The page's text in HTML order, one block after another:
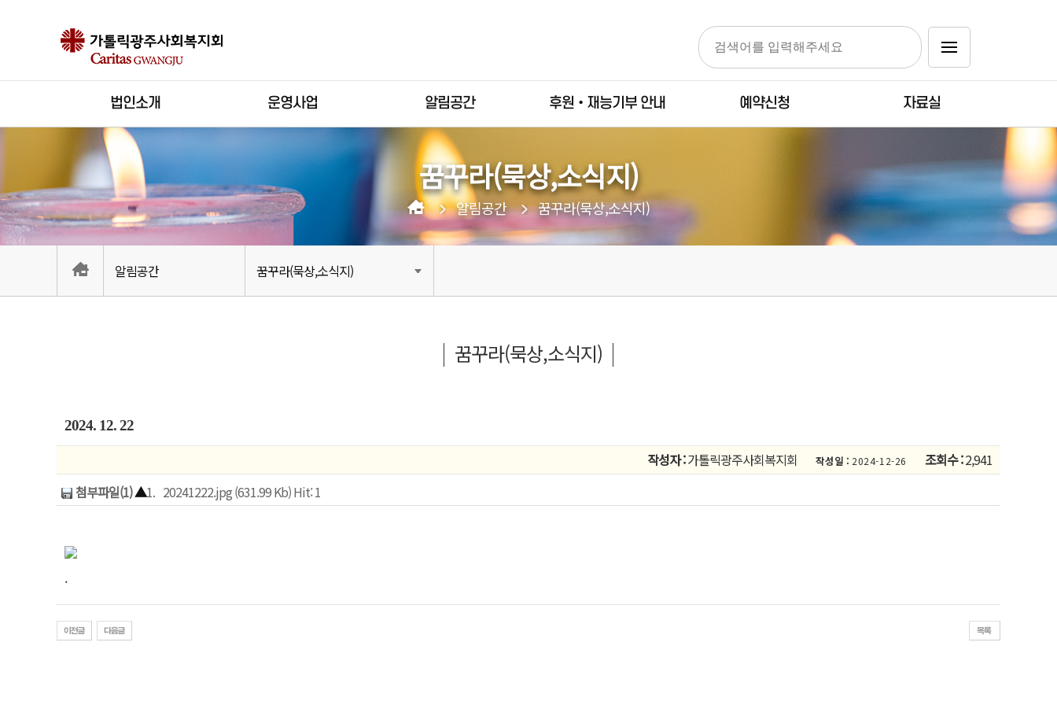
법인소개 운영사업 알림공간 후원•재능기부 안내 예약신청 자료실
꿈꾸라(묵상,소식지)
알림공간 꿈꾸라(묵상,소식지)
알림공간 꿈꾸라(묵상,소식지)
꿈꾸라(묵상,소식지)
2024. 12. 22
작성자 :가톨릭광주사회복지회 작성일 : 2024-12-26 조회수 :2,941
첨부파일(1)▲1. 20241222.jpg (631.99 Kb) Hit: 1
.